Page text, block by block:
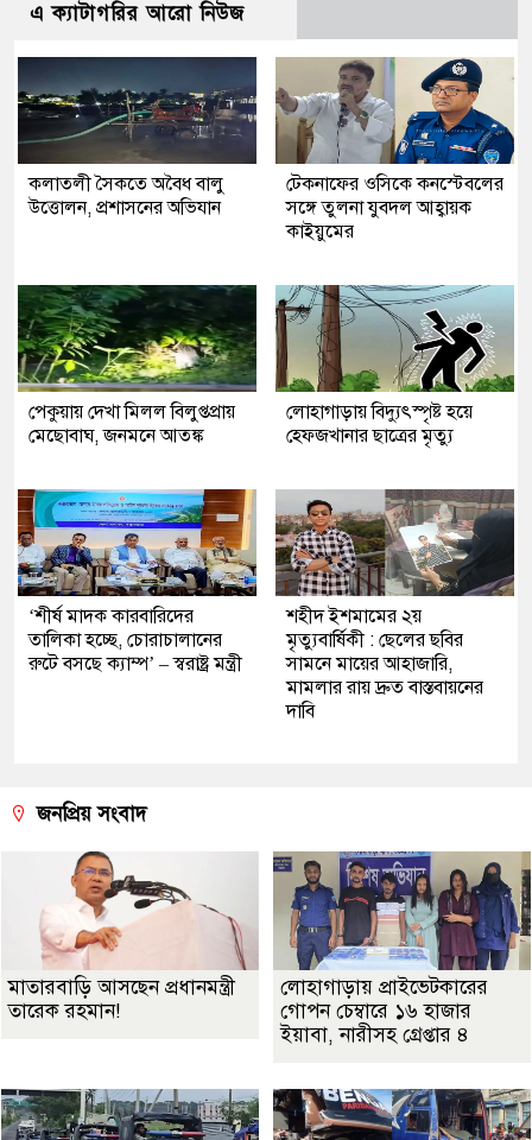
এ ক্যাটাগরির আরো নিউজ
কলাতলী সৈকতে অবৈধ বালু
উত্তোলন, প্রশাসনের অভিযান
টেকনাফের ওসিকে কনস্টেবলের
সঙ্গে তুলনা যুবদল আহ্বায়ক
কাইয়ুমের
পেকুয়ায় দেখা মিলল বিলুপ্তপ্রায়
মেছোবাঘ, জনমনে আতঙ্ক
লোহাগাড়ায় বিদ্যুৎস্পৃষ্ট হয়ে
হেফজখানার ছাত্রের মৃত্যু
‘শীর্ষ মাদক কারবারিদের
তালিকা হচ্ছে, চোরাচালানের
রুটে বসছে ক্যাম্প’ – স্বরাষ্ট্র মন্ত্রী
শহীদ ইশমামের ২য়
মৃত্যুবার্ষিকী : ছেলের ছবির
সামনে মায়ের আহাজারি,
মামলার রায় দ্রুত বাস্তবায়নের
দাবি
জনপ্রিয় সংবাদ
মাতারবাড়ি আসছেন প্রধানমন্ত্রী
তারেক রহমান!
লোহাগাড়ায় প্রাইভেটকারের
গোপন চেম্বারে ১৬ হাজার
ইয়াবা, নারীসহ গ্রেপ্তার ৪